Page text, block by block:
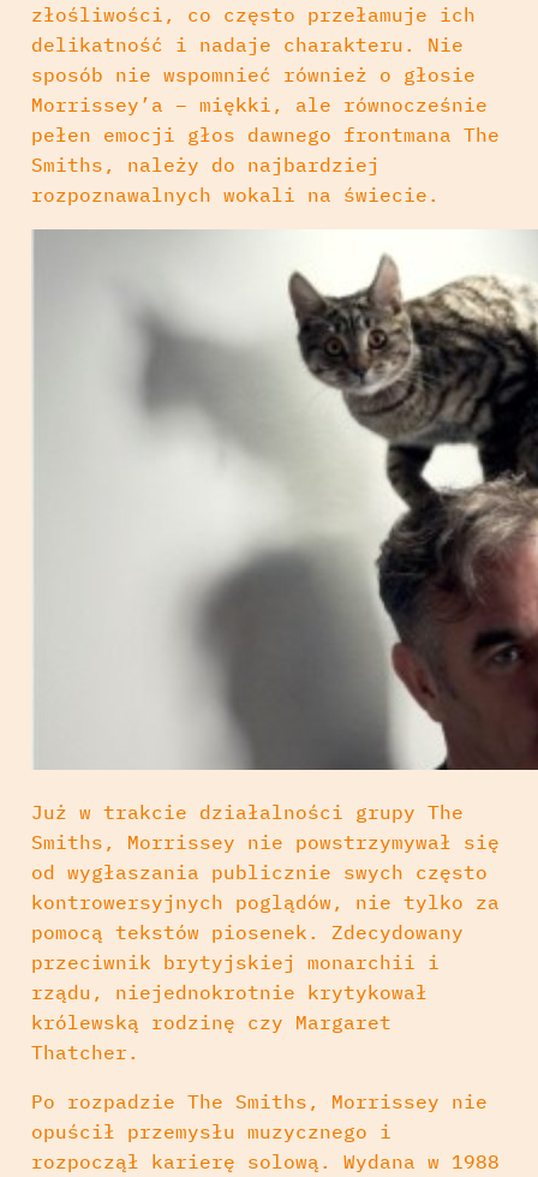
złośliwości, co często przełamuje ich
delikatność i nadaje charakteru. Nie
sposób nie wspomnieć również o głosie
Morrissey’a – miękki, ale równocześnie
pełen emocji głos dawnego frontmana The
Smiths, należy do najbardziej
rozpoznawalnych wokali na świecie.
Już w trakcie działalności grupy The
Smiths, Morrissey nie powstrzymywał się
od wygłaszania publicznie swych często
kontrowersyjnych poglądów, nie tylko za
pomocą tekstów piosenek. Zdecydowany
przeciwnik brytyjskiej monarchii i
rządu, niejednokrotnie krytykował
królewską rodzinę czy Margaret
Thatcher.
Po rozpadzie The Smiths, Morrissey nie
opuścił przemysłu muzycznego i
rozpoczął karierę solową. Wydana w 1988